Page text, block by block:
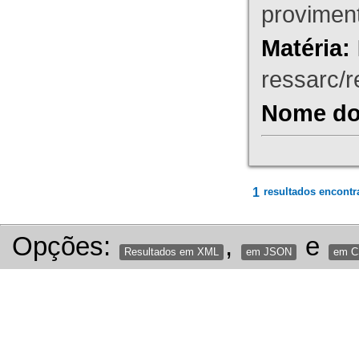
Matéria:
ressarc/
Nome
1 resultados
Opções: Resultados em XML , em JSON e em